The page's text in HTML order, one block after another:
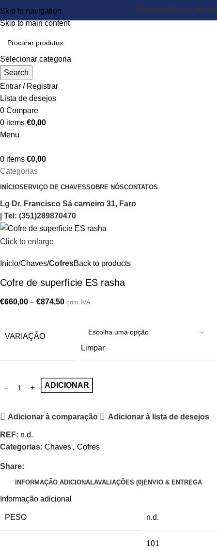
Skip to navigation
Skip to main content
PROMOÇÕES LOJA ONLINE
Selecionar categoria
Search
Entrar / Registrar
Lista de desejos
0 Compare
0 items €0,00
Menu
0 items €0,00
Categorias
INÍCIOSERVIÇO DE CHAVESSOBRE NÓSCONTATOS
Lg Dr. Francisco Sá carneiro 31, Faro
| Tel: (351)289870470
Click to enlarge
Início Chaves CofresBack to products
Cofre de superfície ES rasha
€660,00 – €874,50 com IVA
VARIAÇÃO
Limpar
ADICIONAR
Adicionar à comparação Adicionar à lista de desejos
REF: n.d.
Categorias: Chaves, Cofres
Share:
INFORMAÇÃO ADICIONALAVALIAÇÕES (0)ENVIO & ENTREGA
Informação adicional
PESO n.d.
101